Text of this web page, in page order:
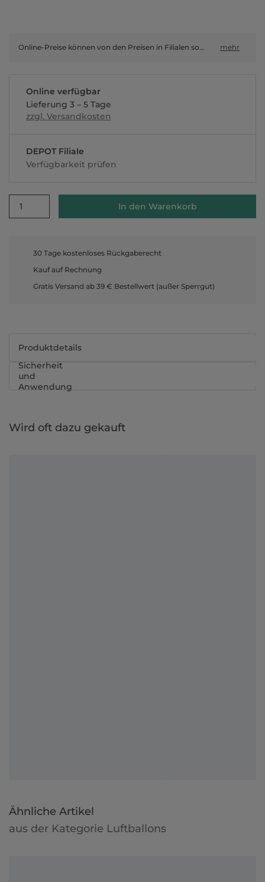
Online-Preise können von den Preisen in Filialen sowie Shop-in-Shop-Flächen abweichen. mehr
Online verfügbar
Lieferung 3 – 5 Tage
zzgl. Versandkosten
DEPOT Filiale
Verfügbarkeit prüfen
1 In den Warenkorb
30 Tage kostenloses Rückgaberecht
Kauf auf Rechnung
Gratis Versand ab 39 € Bestellwert (außer Sperrgut)
Produktdetails
Sicherheit
und
Anwendung
Wird oft dazu gekauft
Ähnliche Artikel
aus der Kategorie Luftballons